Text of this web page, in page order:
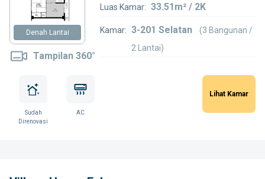
Denah Lantai
Tampilan 360°
Luas Kamar: 33.51m² / 2K
Kamar: 3-201 Selatan
(3 Bangunan /
2 Lantai)
Sudah
Direnovasi
AC
Lihat Kamar